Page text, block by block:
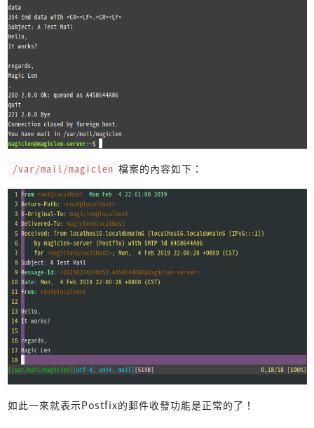
/var/mail/magiclen 檔案的內容如下：
如此一來就表示Postfix的郵件收發功能是正常的了！